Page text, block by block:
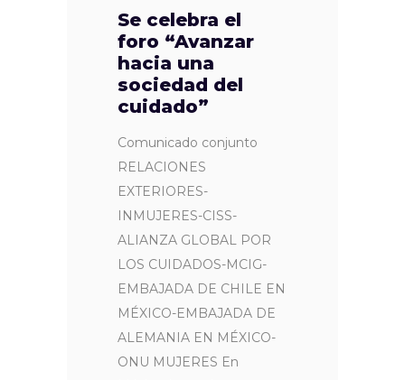
Se celebra el
foro “Avanzar
hacia una
sociedad del
cuidado”
Comunicado conjunto
RELACIONES
EXTERIORES-
INMUJERES-CISS-
ALIANZA GLOBAL POR
LOS CUIDADOS-MCIG-
EMBAJADA DE CHILE EN
MÉXICO-EMBAJADA DE
ALEMANIA EN MÉXICO-
ONU MUJERES En